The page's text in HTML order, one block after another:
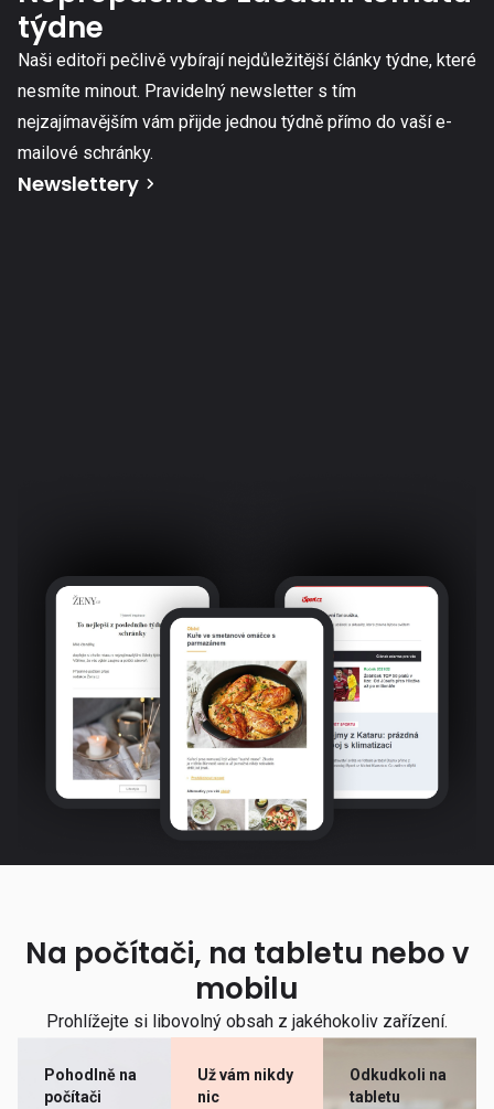
týdne
Naši editoři pečlivě vybírají nejdůležitější články týdne, které
nesmíte minout. Pravidelný newsletter s tím
nejzajímavějším vám přijde jednou týdně přímo do vaší e-
mailové schránky.
Newslettery
Na počítači, na tabletu nebo v
mobilu
Prohlížejte si libovolný obsah z jakéhokoliv zařízení.
Pohodlně na
počítači
Už vám nikdy
nic
Odkudkoli na
tabletu